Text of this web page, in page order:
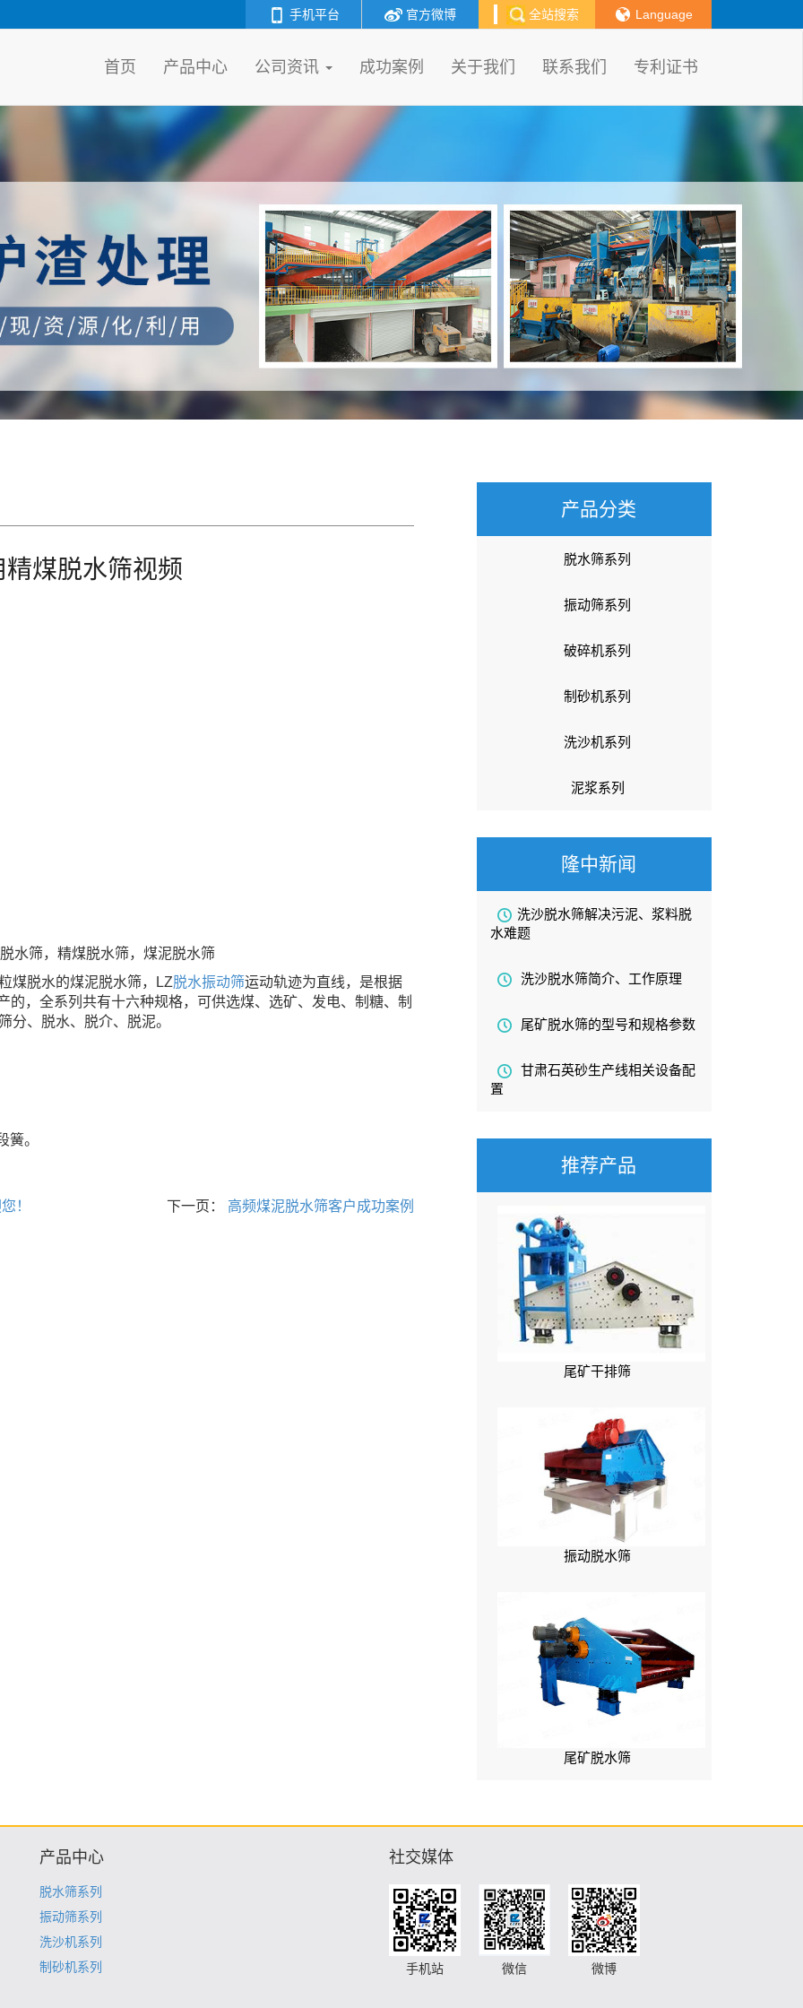
Language
全站搜索
官方微博
手机平台
首页 产品中心 公司资讯 成功案例 关于我们 联系我们 专利证书
精煤脱水筛视频
水筛，精煤脱水筛，煤泥脱水筛
煤脱水的煤泥脱水筛，LZ脱水振动筛运动轨迹为直线，是根据
，全系列共有十六种规格，可供选煤、选矿、发电、制糖、制
分、脱水、脱介、脱泥。
。
！ 下一页： 高频煤泥脱水筛客户成功案例
产品分类
脱水筛系列
振动筛系列
破碎机系列
制砂机系列
洗沙机系列
泥浆系列
隆中新闻
洗沙脱水筛解决污泥、浆料脱
水难题
洗沙脱水筛简介、工作原理
尾矿脱水筛的型号和规格参数
甘肃石英砂生产线相关设备配
置
推荐产品
尾矿干排筛
振动脱水筛
尾矿脱水筛
产品中心
脱水筛系列
振动筛系列
洗沙机系列
制砂机系列
社交媒体
手机站 微信 微博